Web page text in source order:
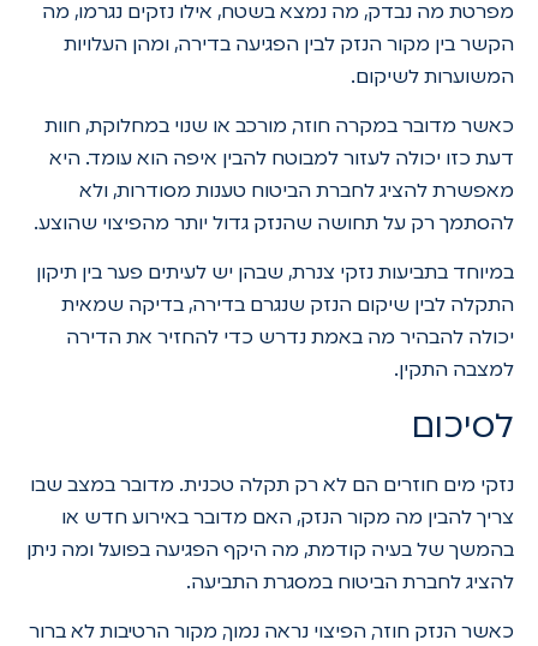
מפרטת מה נבדק, מה נמצא בשטח, אילו נזקים נגרמו, מה
הקשר בין מקור הנזק לבין הפגיעה בדירה, ומהן העלויות
המשוערות לשיקום.
כאשר מדובר במקרה חוזר, מורכב או שנוי במחלוקת, חוות
דעת כזו יכולה לעזור למבוטח להבין איפה הוא עומד. היא
מאפשרת להציג לחברת הביטוח טענות מסודרות, ולא
להסתמך רק על תחושה שהנזק גדול יותר מהפיצוי שהוצע.
במיוחד בתביעות נזקי צנרת, שבהן יש לעיתים פער בין תיקון
התקלה לבין שיקום הנזק שנגרם בדירה, בדיקה שמאית
יכולה להבהיר מה באמת נדרש כדי להחזיר את הדירה
למצבה התקין.
לסיכום
נזקי מים חוזרים הם לא רק תקלה טכנית. מדובר במצב שבו
צריך להבין מה מקור הנזק, האם מדובר באירוע חדש או
בהמשך של בעיה קודמת, מה היקף הפגיעה בפועל ומה ניתן
להציג לחברת הביטוח במסגרת התביעה.
כאשר הנזק חוזר, הפיצוי נראה נמוך, מקור הרטיבות לא ברור